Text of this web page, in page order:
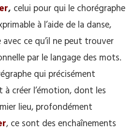
, celui pour qui le chorégraphe
à l’aide de la danse,
avec ce qu’il ne peut trouver
par le langage des mots.
qui précisément
créer l’émotion, dont les
lieu, profondément
, ce sont des enchaînements